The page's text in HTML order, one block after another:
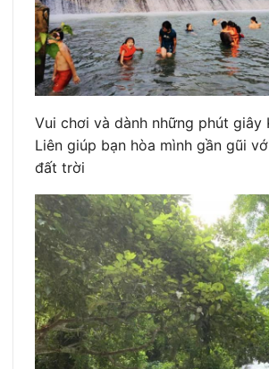
Vui chơi và dành những phút giây
Liên giúp bạn hòa mình gần gũi
đất trời